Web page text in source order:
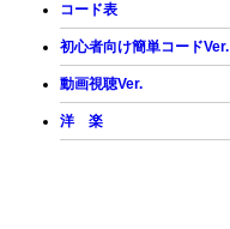
コード表
初心者向け簡単コードVer.
動画視聴Ver.
洋 楽